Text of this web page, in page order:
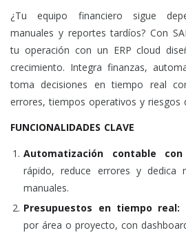
¿Tu equipo financiero sigue
manuales y reportes tardíos? Con
tu operación con un ERP cloud
crecimiento. Integra finanzas,
toma decisiones en tiempo real
errores, tiempos operativos y riesgos
FUNCIONALIDADES CLAVE
Automatización contable
rápido, reduce errores y dedica
manuales.
Presupuestos en tiempo real:
por área o proyecto, con